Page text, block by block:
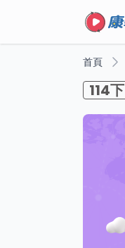
首頁
114下